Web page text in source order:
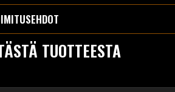
TUOTTEESTA